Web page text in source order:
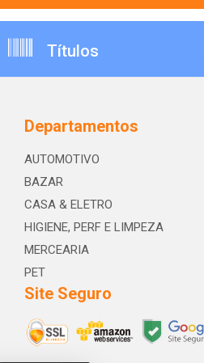
Títulos
Departamentos
AUTOMOTIVO
BAZAR
CASA & ELETRO
HIGIENE, PERF E LIMPEZA
MERCEARIA
PET
Site Seguro